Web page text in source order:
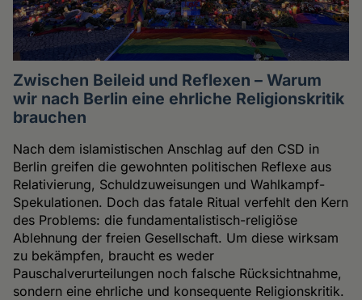
Zwischen Beileid und Reflexen – Warum
wir nach Berlin eine ehrliche Religionskritik
brauchen
Nach dem islamistischen Anschlag auf den CSD in
Berlin greifen die gewohnten politischen Reflexe aus
Relativierung, Schuldzuweisungen und Wahlkampf-
Spekulationen. Doch das fatale Ritual verfehlt den Kern
des Problems: die fundamentalistisch-religiöse
Ablehnung der freien Gesellschaft. Um diese wirksam
zu bekämpfen, braucht es weder
Pauschalverurteilungen noch falsche Rücksichtnahme,
sondern eine ehrliche und konsequente Religionskritik.